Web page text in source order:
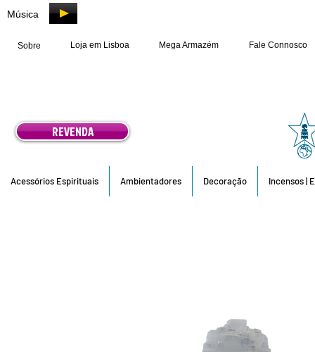
Música
Sobre Loja em Lisboa Mega Armazém Fale Connosco
REVENDA
Acessórios Espirituais Ambientadores Decoração Incensos |